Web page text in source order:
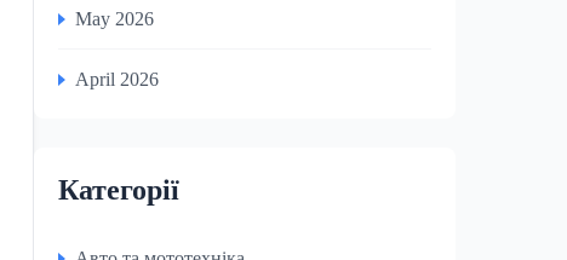
May 2026
April 2026
Категорії